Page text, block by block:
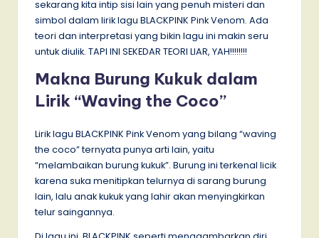
sekarang kita intip sisi lain yang penuh misteri dan
simbol dalam lirik lagu BLACKPINK Pink Venom. Ada
teori dan interpretasi yang bikin lagu ini makin seru
untuk diulik. TAPI INI SEKEDAR TEORI LIAR, YAH!!!!!!!!
Makna Burung Kukuk dalam
Lirik “Waving the Coco”
Lirik lagu BLACKPINK Pink Venom yang bilang “waving
the coco” ternyata punya arti lain, yaitu
“melambaikan burung kukuk”. Burung ini terkenal licik
karena suka menitipkan telurnya di sarang burung
lain, lalu anak kukuk yang lahir akan menyingkirkan
telur saingannya.